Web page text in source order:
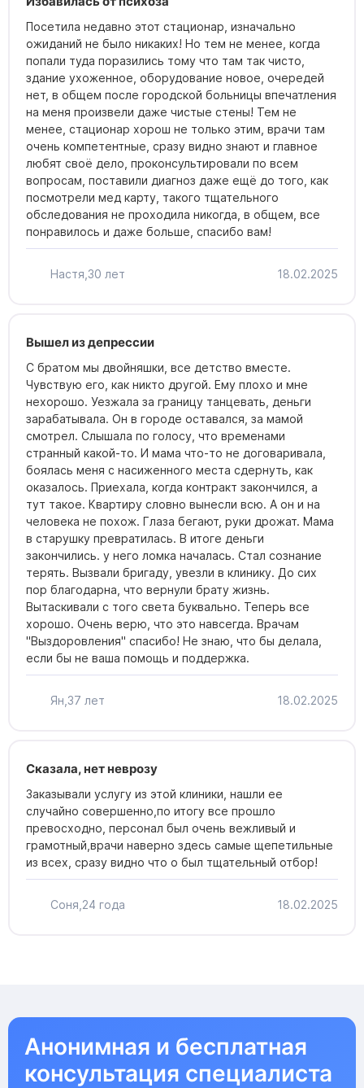
Посетила недавно этот стационар, изначально
ожиданий не было никаких! Но тем не менее, когда
попали туда поразились тому что там так чисто,
здание ухоженное, оборудование новое, очередей
нет, в общем после городской больницы впечатления
на меня произвели даже чистые стены! Тем не
менее, стационар хорош не только этим, врачи там
очень компетентные, сразу видно знают и главное
любят своё дело, проконсультировали по всем
вопросам, поставили диагноз даже ещё до того, как
посмотрели мед карту, такого тщательного
обследования не проходила никогда, в общем, все
понравилось и даже больше, спасибо вам!
Настя, 30 лет 18.02.2025
Вышел из депрессии
С братом мы двойняшки, все детство вместе.
Чувствую его, как никто другой. Ему плохо и мне
нехорошо. Уезжала за границу танцевать, деньги
зарабатывала. Он в городе оставался, за мамой
смотрел. Слышала по голосу, что временами
странный какой-то. И мама что-то не договаривала,
боялась меня с насиженного места сдернуть, как
оказалось. Приехала, когда контракт закончился, а
тут такое. Квартиру словно вынесли всю. А он и на
человека не похож. Глаза бегают, руки дрожат. Мама
в старушку превратилась. В итоге деньги
закончились. у него ломка началась. Стал сознание
терять. Вызвали бригаду, увезли в клинику. До сих
пор благодарна, что вернули брату жизнь.
Вытаскивали с того света буквально. Теперь все
хорошо. Очень верю, что это навсегда. Врачам
"Выздоровления" спасибо! Не знаю, что бы делала,
если бы не ваша помощь и поддержка.
Ян, 37 лет 18.02.2025
Сказала, нет неврозу
Заказывали услугу из этой клиники, нашли ее
случайно совершенно,по итогу все прошло
превосходно, персонал был очень вежливый и
грамотный,врачи наверно здесь самые щепетильные
из всех, сразу видно что о был тщательный отбор!
Соня, 24 года 18.02.2025
Анонимная и бесплатная
консультация специалиста